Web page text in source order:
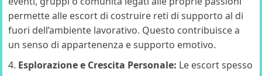
permette alle escort di costruire reti di supporto al di
fuori dell’ambiente lavorativo. Questo contribuisce a
un senso di appartenenza e supporto emotivo.
Esplorazione e Crescita Personale: Le escort spesso